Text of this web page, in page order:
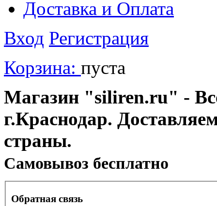
Доставка и Оплата
Вход Регистрация
Корзина: пуста
Магазин "siliren.ru" -
г.Краснодар.
страны.
Cамовывоз бесплатно
Обратная связь